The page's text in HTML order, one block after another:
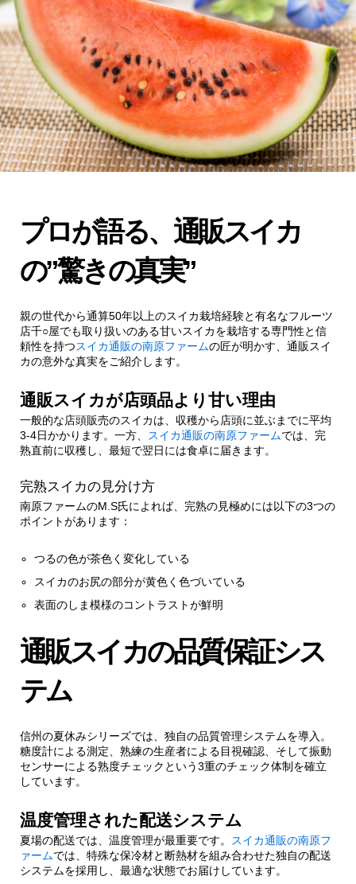
プロが語る、通販スイカ
の”驚きの真実”
親の世代から通算50年以上のスイカ栽培経験と有名なフルーツ
店千○屋でも取り扱いのある甘いスイカを栽培する専門性と信
頼性を持つスイカ通販の南原ファームの匠が明かす、通販スイ
カの意外な真実をご紹介します。
通販スイカが店頭品より甘い理由
一般的な店頭販売のスイカは、収穫から店頭に並ぶまでに平均
3-4日かかります。一方、 スイカ通販の南原ファームでは、完
熟直前に収穫し、最短で翌日には食卓に届きます。
完熟スイカの見分け方
南原ファームのM.S氏によれば、完熟の見極めには以下の3つの
ポイントがあります：
つるの色が茶色く変化している
スイカのお尻の部分が黄色く色づいている
表面のしま模様のコントラストが鮮明
通販スイカの品質保証シス
テム
信州の夏休みシリーズでは、独自の品質管理システムを導入。
糖度計による測定、熟練の生産者による目視確認、そして振動
センサーによる熟度チェックという3重のチェック体制を確立
しています。
温度管理された配送システム
夏場の配送では、温度管理が最重要です。
スイカ通販の南原フ
ァームでは、特殊な保冷材と断熱材を組み合わせた独自の配送
システムを採用し、最適な状態でお届けしています。